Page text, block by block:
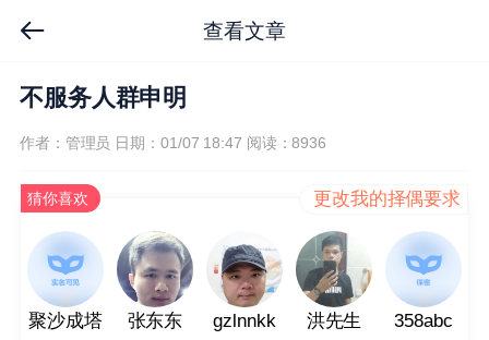
查看文章
不服务人群申明
作者：管理员 日期：01/07 18:47 阅读：8936
猜你喜欢 更改我的择偶要求
聚沙成塔 张东东 gzlnnkk 洪先生 358abc